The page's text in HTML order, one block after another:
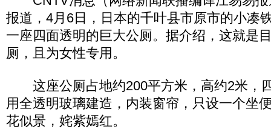
报道，4月6日，日本的千叶县市原市的小凑
一座四面透明的巨大公厕。据介绍，这就是
厕，且为女性专用。
这座公厕占地约200平方米，高约2米，
用全透明玻璃建造，内装窗帘，只设一个坐
花似景，姹紫嫣红。